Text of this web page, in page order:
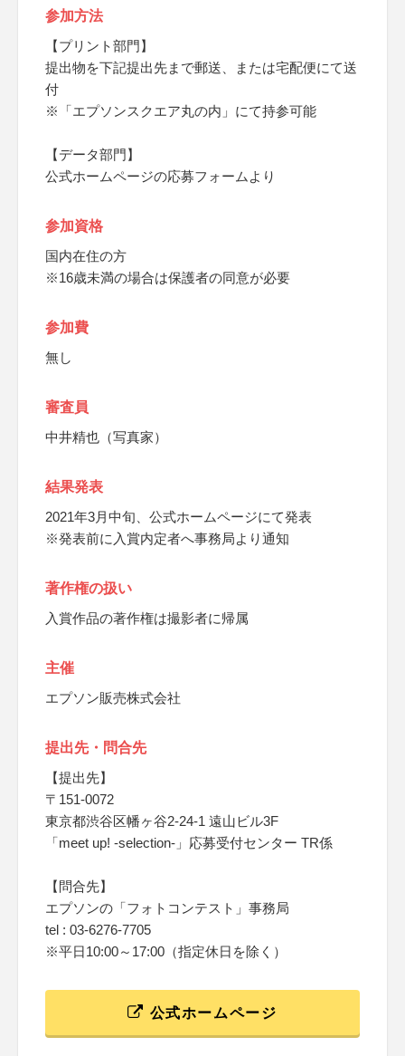
参加方法
【プリント部門】
提出物を下記提出先まで郵送、または宅配便にて送
付
※「エプソンスクエア丸の内」にて持参可能
【データ部門】
公式ホームページの応募フォームより
参加資格
国内在住の方
※16歳未満の場合は保護者の同意が必要
参加費
無し
審査員
中井精也（写真家）
結果発表
2021年3月中旬、公式ホームページにて発表
※発表前に入賞内定者へ事務局より通知
著作権の扱い
入賞作品の著作権は撮影者に帰属
主催
エプソン販売株式会社
提出先・問合先
【提出先】
〒151-0072
東京都渋谷区幡ヶ谷2-24-1 遠山ビル3F
「meet up! -selection-」応募受付センター TR係
【問合先】
エプソンの「フォトコンテスト」事務局
tel : 03-6276-7705
※平日10:00～17:00（指定休日を除く）
公式ホームページ